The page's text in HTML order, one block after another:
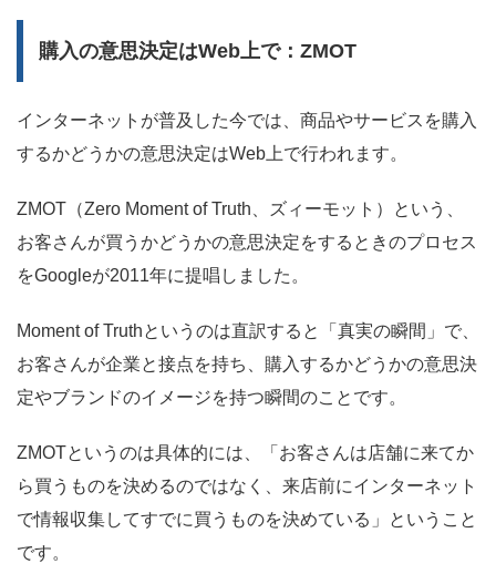
購入の意思決定はWeb上で：ZMOT
インターネットが普及した今では、商品やサービスを購入
するかどうかの意思決定はWeb上で行われます。
ZMOT（Zero Moment of Truth、ズィーモット）という、
お客さんが買うかどうかの意思決定をするときのプロセス
をGoogleが2011年に提唱しました。
Moment of Truthというのは直訳すると「真実の瞬間」で、
お客さんが企業と接点を持ち、購入するかどうかの意思決
定やブランドのイメージを持つ瞬間のことです。
ZMOTというのは具体的には、「お客さんは店舗に来てか
ら買うものを決めるのではなく、来店前にインターネット
で情報収集してすでに買うものを決めている」ということ
です。